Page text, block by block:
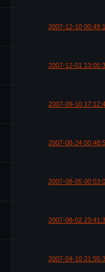
2007-12-10
2007-12-01
2007-09-10
2007-08-24
2007-08-05
2007-08-02
2007-04-10